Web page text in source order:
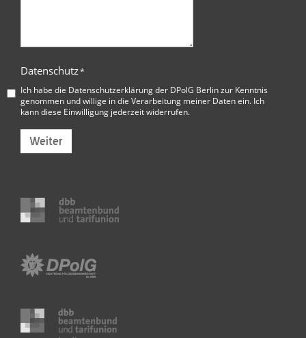
Datenschutz*
Ich habe die Datenschutzerklärung der DPolG Berlinzur Kenntnis
genommen und willige in die Verarbeitung meiner Daten ein. Ich
kann diese Einwilligung jederzeit widerrufen.
Weiter